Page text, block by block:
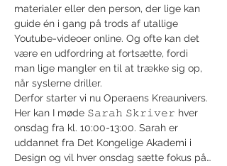
materialer eller den person, der lige kan
guide én i gang på trods af utallige
Youtube-videoer online. Og ofte kan det
være en udfordring at fortsætte, fordi
man lige mangler en til at trække sig op,
når syslerne driller.
Derfor starter vi nu Operaens Kreaunivers.
Her kan I møde 𝚂𝚊𝚛𝚊𝚑 𝚂𝚔𝚛𝚒𝚟𝚎𝚛 hver
onsdag fra kl. 10:00-13:00. Sarah er
uddannet fra Det Kongelige Akademi i
Design og vil hver onsdag sætte fokus på…